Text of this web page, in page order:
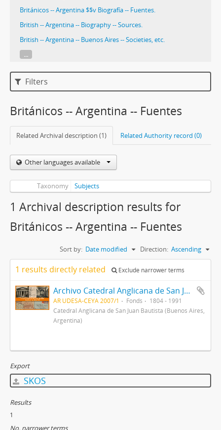
Británicos -- Argentina $$v Biografía -- Fuentes.
British -- Argentina -- Biography -- Sources.
British -- Argentina -- Buenos Aires -- Societies, etc.
...
Filters
Británicos -- Argentina -- Fuentes
Related Archival description (1) Related Authority record (0)
Other languages available
Taxonomy Subjects
1 Archival description results for
Británicos -- Argentina -- Fuentes
Sort by: Date modified Direction: Ascending
1 results directly related Exclude narrower terms
Archivo Catedral Anglicana de San Juan Bautista
AR UDESA-CEYA 2007/1 Fonds
1804 - 1991
Catedral Anglicana de San Juan Bautista (Buenos Aires,
Argentina)
Export
SKOS
Results
1
No. narrower terms